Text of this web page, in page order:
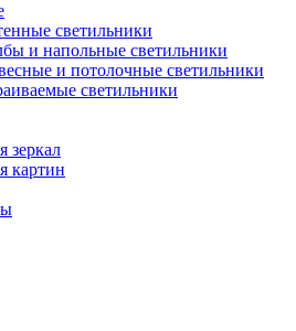
светильники
и напольные светильники
и потолочные светильники
светильники
зеркал
картин